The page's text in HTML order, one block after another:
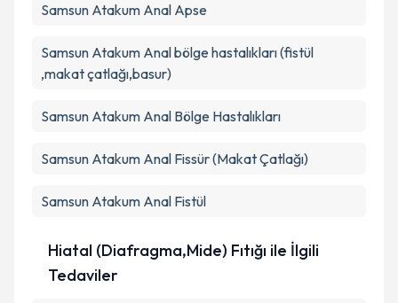
Samsun Atakum Anal Apse
Samsun Atakum Anal bölge hastalıkları (fistül
,makat çatlağı,basur)
Samsun Atakum Anal Bölge Hastalıkları
Samsun Atakum Anal Fissür (Makat Çatlağı)
Samsun Atakum Anal Fistül
Hiatal (Diafragma,Mide) Fıtığı ile İlgili
Tedaviler